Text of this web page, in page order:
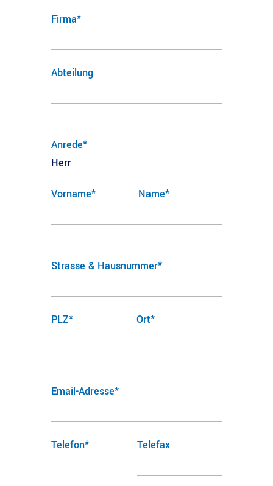
Firma*
Abteilung
Anrede*
Vorname* Name*
Strasse & Hausnummer*
PLZ* Ort*
Email-Adresse*
Telefon* Telefax